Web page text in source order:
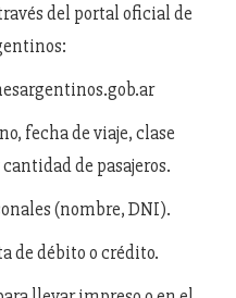
del portal oficial de
fecha de viaje, clase
de pasajeros.
(nombre, DNI).
de débito o crédito.